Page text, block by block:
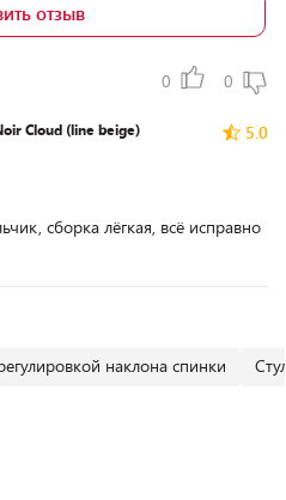
отзыв
0 0
5.0
Cloud (line beige)
сборка лёгкая, всё исправно
наклона спинки